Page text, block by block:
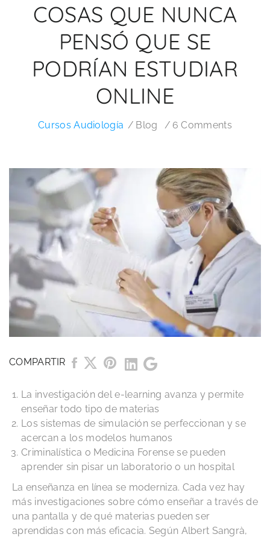
COSAS QUE NUNCA
PENSÓ QUE SE
PODRÍAN ESTUDIAR
ONLINE
Cursos Audiología Blog 6 Comments
COMPARTIR
La investigación del e-learning avanza y permite
enseñar todo tipo de materias
Los sistemas de simulación se perfeccionan y se
acercan a los modelos humanos
Criminalística o Medicina Forense se pueden
aprender sin pisar un laboratorio o un hospital
La enseñanza en línea se moderniza. Cada vez hay
más investigaciones sobre cómo enseñar a través de
una pantalla y de qué materias pueden ser
aprendidas con más eficacia. Según Albert Sangrà,